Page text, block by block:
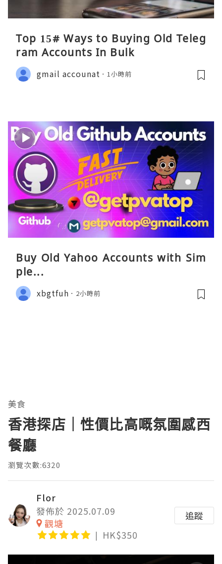
Top 15# Ways to Buying Old Teleg
ram Accounts In Bulk
gmail accounat 1小時前
Buy Old Yahoo Accounts with Sim
ple...
xbgtfuh 2小時前
美食
香港探店｜性價比高嘅氛圍感西
餐廳
瀏覽次數:6320
Flor
發佈於 2025.07.09
觀塘
HK$350
追蹤